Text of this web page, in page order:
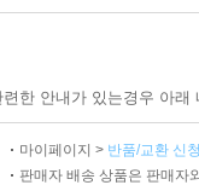
한 안내가 있는경우 아
마이페이지 > 반품/교환 신
판매자 배송 상품은 판매자